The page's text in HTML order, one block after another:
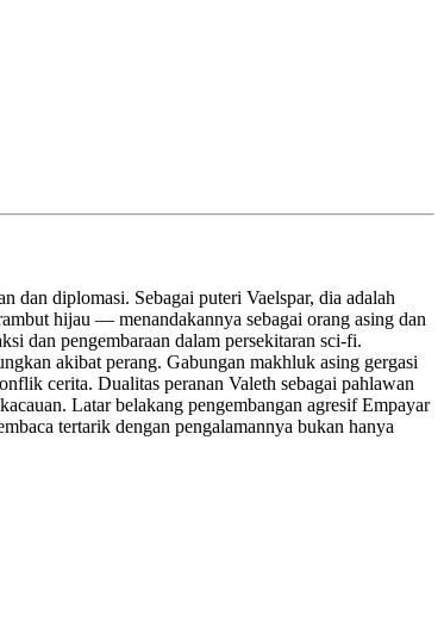
dan diplomasi. Sebagai puteri Vaelspar, dia adalah
hijau — menandakannya sebagai orang asing dan
dan pengembaraan dalam persekitaran sci-fi.
akibat perang. Gabungan makhluk asing gergasi
cerita. Dualitas peranan Valeth sebagai pahlawan
Latar belakang pengembangan agresif Empayar
tertarik dengan pengalamannya bukan hanya